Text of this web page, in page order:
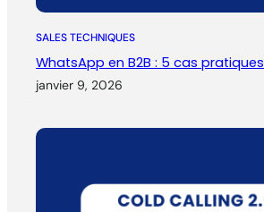
SALES TECHNIQUES
WhatsApp en B2B : 5 cas pratiques
janvier 9, 2026